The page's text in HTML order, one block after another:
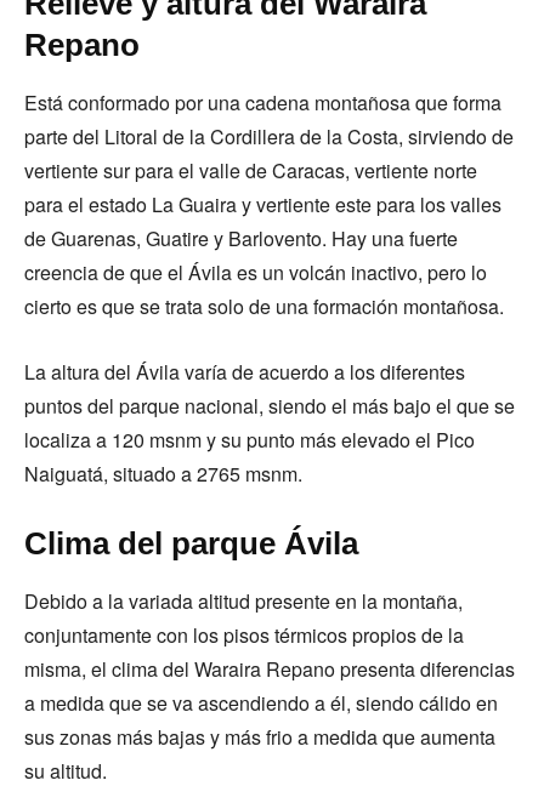
Repano
Está conformado por una cadena montañosa que forma
parte del Litoral de la Cordillera de la Costa, sirviendo de
vertiente sur para el valle de Caracas, vertiente norte
para el estado La Guaira y vertiente este para los valles
de Guarenas, Guatire y Barlovento. Hay una fuerte
creencia de que el Ávila es un volcán inactivo, pero lo
cierto es que se trata solo de una formación montañosa.
La altura del Ávila varía de acuerdo a los diferentes
puntos del parque nacional, siendo el más bajo el que se
localiza a 120 msnm y su punto más elevado el Pico
Naiguatá, situado a 2765 msnm.
Clima del parque Ávila
Debido a la variada altitud presente en la montaña,
conjuntamente con los pisos térmicos propios de la
misma, el clima del Waraira Repano presenta diferencias
a medida que se va ascendiendo a él, siendo cálido en
sus zonas más bajas y más frio a medida que aumenta
su altitud.